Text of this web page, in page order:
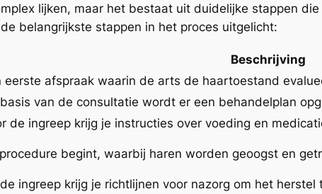
lijken, maar het bestaat uit duidelijke stappen
belangrijkste stappen in het proces uitgelicht:
Beschrijving
eerste afspraak waarin de arts de haartoestand
van de consultatie wordt er een behandelplan
de ingreep krijg je instructies over voeding en
begint, waarbij haren worden geoogst en
ingreep krijg je richtlijnen voor nazorg om het